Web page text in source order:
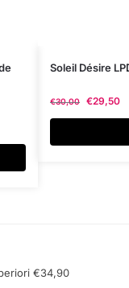
Soleil Désire
€30,00 €29,50
Questo
ha
più
varianti.
pagina
€34,90